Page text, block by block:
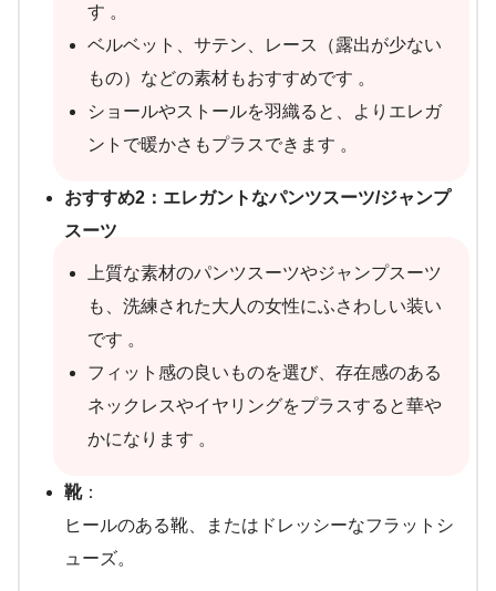
す 。
ベルベット、サテン、レース（露出が少ない
もの）などの素材もおすすめです 。
ショールやストールを羽織ると、よりエレガ
ントで暖かさもプラスできます 。
おすすめ2：エレガントなパンツスーツ/ジャンプ
スーツ
上質な素材のパンツスーツやジャンプスーツ
も、洗練された大人の女性にふさわしい装い
です 。
フィット感の良いものを選び、存在感のある
ネックレスやイヤリングをプラスすると華や
かになります 。
靴：
ヒールのある靴、またはドレッシーなフラットシ
ューズ。